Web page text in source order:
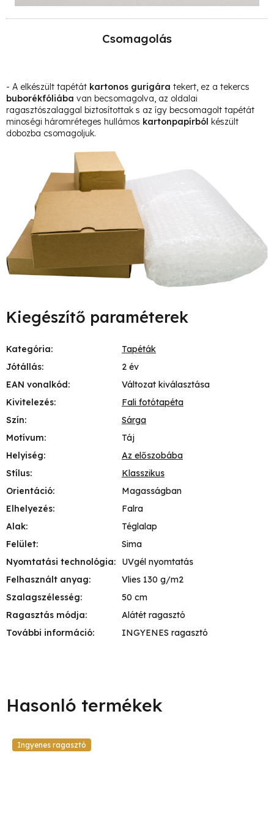
Csomagolás
- A elkészült tapétát kartonos gurigára tekert, ez a tekercs
buborékfóliába van becsomagolva, az oldalai
ragasztószalaggal biztosítottak s az így becsomagolt tapétát
minoségi háromréteges hullámos kartonpapírból készült
dobozba csomagoljuk.
Kiegészítő paraméterek
Kategória:
Tapéták
Jótállás:
2 év
EAN vonalkód:
Változat kiválasztása
Kivitelezés:
Fali fotótapéta
Szín:
Sárga
Motívum:
Táj
Helyiség:
Az előszobába
Stílus:
Klasszikus
Orientáció:
Magasságban
Elhelyezés:
Falra
Alak:
Téglalap
Felület:
Sima
Nyomtatási technológia:
UVgél nyomtatás
Felhasznált anyag:
Vlies 130 g/m2
Szalagszélesség:
50 cm
Ragasztás módja:
Alátét ragasztó
További információ: INGYENES ragasztó
Ingyenes ragasztó